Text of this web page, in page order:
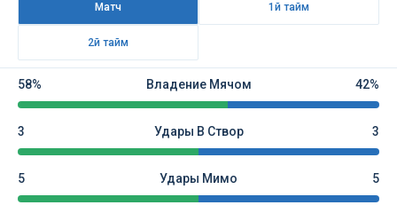
Матч 1й тайм
2й тайм
58% Владение Мячом 42%
3 Удары В Створ 3
5 Удары Мимо 5